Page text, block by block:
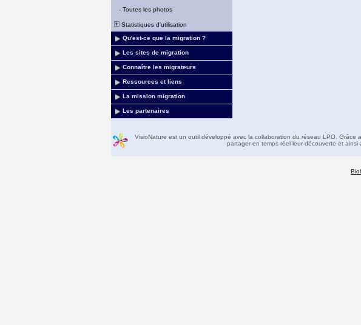
- Toutes les photos
Statistiques d'utilisation
Qu'est-ce que la migration ?
Les sites de migration
Connaître les migrateurs
Ressources et liens
La mission migration
Les partenaires
VisioNature est un outil développé avec la collaboration du réseau LPO.
partager en temps réel leur découverte et